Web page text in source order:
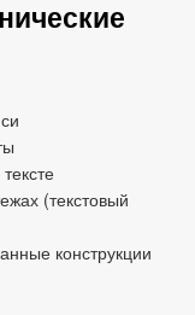
(текстовый
конструкции